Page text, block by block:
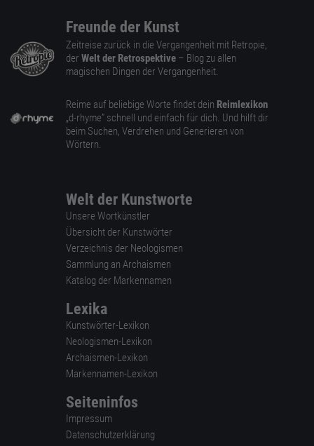
Freunde der Kunst
Zeitreise zurück in die Vergangenheit mit Retropie,
der Welt der Retrospektive – Blog zu allen
magischen Dingen der Vergangenheit.
Reime auf beliebige Worte findet dein Reimlexikon
„d-rhyme” schnell und einfach für dich. Und hilft dir
beim Suchen, Verdrehen und Generieren von
Wörtern.
Welt der Kunstworte
Unsere Wortkünstler
Übersicht der Kunstwörter
Verzeichnis der Neologismen
Sammlung an Archaismen
Katalog der Markennamen
Lexika
Kunstwörter-Lexikon
Neologismen-Lexikon
Archaismen-Lexikon
Markennamen-Lexikon
Seiteninfos
Impressum
Datenschutzerklärung